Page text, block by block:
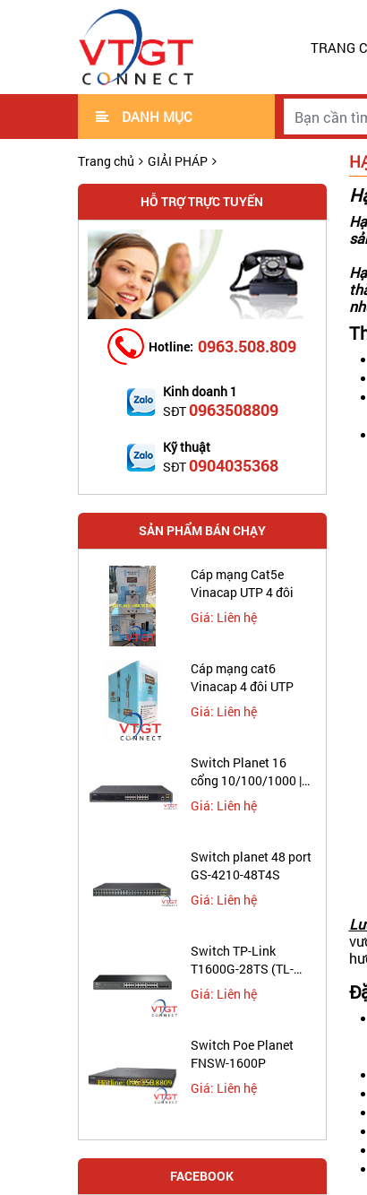
TRANG
DANH MỤC
Trang chủ GIẢI PHÁP
HỖ TRỢ TRỰC TUYẾN
Hotline: 0963.508.809
Kinh doanh 1
SĐT0963508809
Kỹ thuật
SĐT0904035368
SẢN PHẨM BÁN CHẠY
Cáp mạng Cat5e
Vinacap UTP 4 đôi
Giá: Liên hệ
Cáp mạng cat6
Vinacap 4 đôi UTP
Giá: Liên hệ
Switch Planet 16
cổng 10/100/1000 |
GS-4210-16T2S
Giá: Liên hệ
Switch planet 48 port
GS-4210-48T4S
Giá: Liên hệ
Switch TP-Link
T1600G-28TS (TL-
SG2424)
Giá: Liên hệ
Switch Poe Planet
FNSW-1600P
Giá: Liên hệ
FACEBOOK